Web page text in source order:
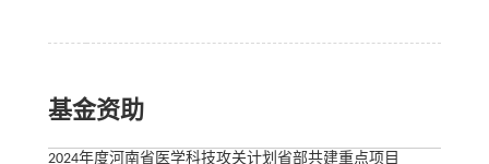
基金资助
2024年度河南省医学科技攻关计划省部共建重点项目